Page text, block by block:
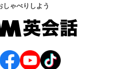
しゃべりしよう